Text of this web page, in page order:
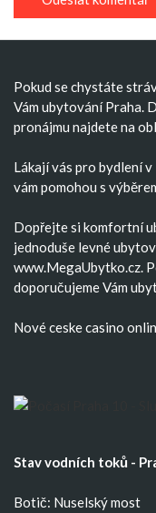
Pokud se chystáte
Vám ubytování Praha .
pronájmu najdete na
Lákají vás pro bydlení
vám pomohou s
Dopřejte si komfortní
jednoduše levné
www.MegaUbytko.cz.
doporučujeme Vám
Nové ceske casino
Stav vodních toků -
Botič: Nuselský most